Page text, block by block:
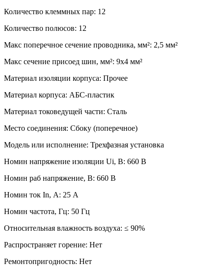
Количество клеммных пар: 12
Количество полюсов: 12
Макс поперечное сечение проводника, мм²: 2,5 мм²
Макс сечение присоед шин, мм²: 9х4 мм²
Материал изоляции корпуса: Прочее
Материал корпуса: АБС-пластик
Материал токоведущей части: Сталь
Место соединения: Сбоку (поперечное)
Модель или исполнение: Трехфазная установка
Номин напряжение изоляции Ui, В: 660 В
Номин раб напряжение, В: 660 В
Номин ток In, А: 25 А
Номин частота, Гц: 50 Гц
Относительная влажность воздуха: ≤ 90%
Распространяет горение: Нет
Ремонтопригодность: Нет